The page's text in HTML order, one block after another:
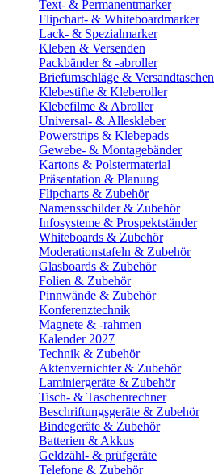
Text- & Permanentmarker
Flipchart- & Whiteboardmarker
Lack- & Spezialmarker
Kleben & Versenden
Packbänder & -abroller
Briefumschläge & Versandtaschen
Klebestifte & Kleberoller
Klebefilme & Abroller
Universal- & Alleskleber
Powerstrips & Klebepads
Gewebe- & Montagebänder
Kartons & Polstermaterial
Präsentation & Planung
Flipcharts & Zubehör
Namensschilder & Zubehör
Infosysteme & Prospektständer
Whiteboards & Zubehör
Moderationstafeln & Zubehör
Glasboards & Zubehör
Folien & Zubehör
Pinnwände & Zubehör
Konferenztechnik
Magnete & -rahmen
Kalender 2027
Technik & Zubehör
Aktenvernichter & Zubehör
Laminiergeräte & Zubehör
Tisch- & Taschenrechner
Beschriftungsgeräte & Zubehör
Bindegeräte & Zubehör
Batterien & Akkus
Geldzähl- & prüfgeräte
Telefone & Zubehör